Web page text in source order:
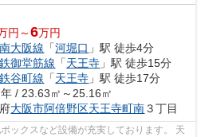
円～6万円
大阪線 「河堀口 」駅 徒歩4分
御堂筋線 「天王寺 」駅 徒歩15分
谷町線 「天王寺 」駅 徒歩17分
/ 23.63㎡～25.16㎡
大阪市阿倍野区天王寺町南３丁目
クスなど設備が充実しております。 天